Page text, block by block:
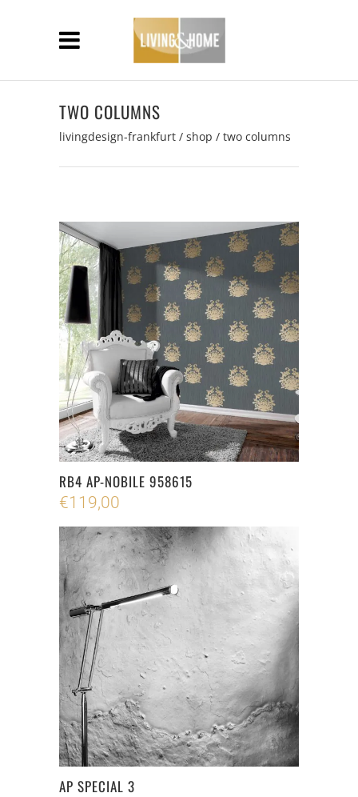
TWO COLUMNS
livingdesign-frankfurt / shop / two columns
RB4 AP-NOBILE 958615
€119,00
AP SPECIAL 3